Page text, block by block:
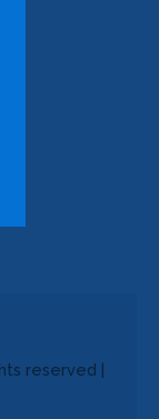
reserved |